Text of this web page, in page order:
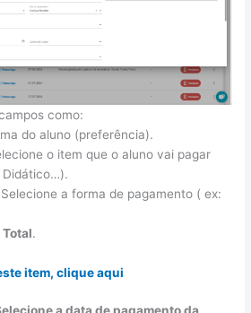
como:
do aluno (preferência).
o item que o aluno vai pagar
Didático…).
Selecione a forma de pagamento ( ex:
.
item, clique aqui